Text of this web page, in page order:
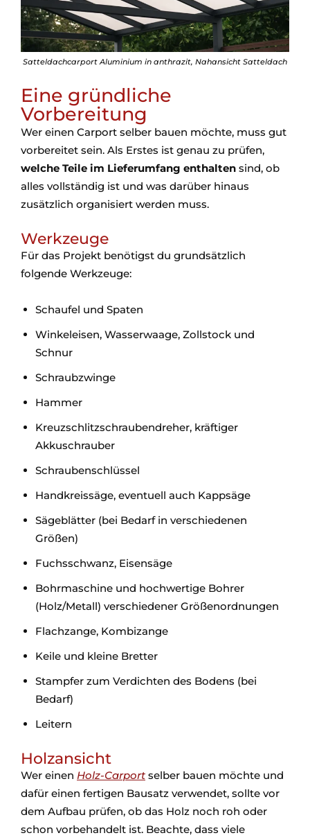
Satteldachcarport Aluminium in anthrazit, Nahansicht Satteldach
Eine gründliche
Vorbereitung
Wer einen Carport selber bauen möchte, muss gut
vorbereitet sein. Als Erstes ist genau zu prüfen,
welche Teile im Lieferumfang enthalten sind, ob
alles vollständig ist und was darüber hinaus
zusätzlich organisiert werden muss.
Werkzeuge
Für das Projekt benötigst du grundsätzlich
folgende Werkzeuge:
Schaufel und Spaten
Winkeleisen, Wasserwaage, Zollstock und
Schnur
Schraubzwinge
Hammer
Kreuzschlitzschraubendreher, kräftiger
Akkuschrauber
Schraubenschlüssel
Handkreissäge, eventuell auch Kappsäge
Sägeblätter (bei Bedarf in verschiedenen
Größen)
Fuchsschwanz, Eisensäge
Bohrmaschine und hochwertige Bohrer
(Holz/Metall) verschiedener Größenordnungen
Flachzange, Kombizange
Keile und kleine Bretter
Stampfer zum Verdichten des Bodens (bei
Bedarf)
Leitern
Holzansicht
Wer einen Holz-Carport selber bauen möchte und
dafür einen fertigen Bausatz verwendet, sollte vor
dem Aufbau prüfen, ob das Holz noch roh oder
schon vorbehandelt ist. Beachte, dass viele